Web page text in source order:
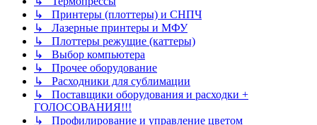
↳ Принтеры (плоттеры) и СНПЧ
↳ Лазерные принтеры и МФУ
↳ Плоттеры режущие (каттеры)
↳ Выбор компьютера
↳ Прочее оборудование
↳ Расходники для сублимации
↳ Поставщики оборудования и расходки +
ГОЛОСОВАНИЯ!!!
↳ Профилирование и управление цветом